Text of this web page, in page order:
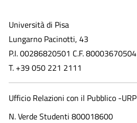
Università di Pisa
Lungarno Pacinotti, 43
P.I. 00286820501 C.F. 80003670504
T. +39 050 221 2111
Ufficio Relazioni con il Pubblico -URP
N. Verde Studenti 800018600​